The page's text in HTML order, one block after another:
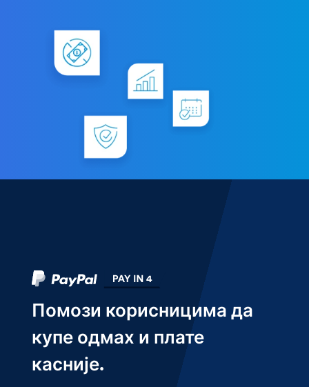
Помози корисницима да
купе одмах и плате
касније.